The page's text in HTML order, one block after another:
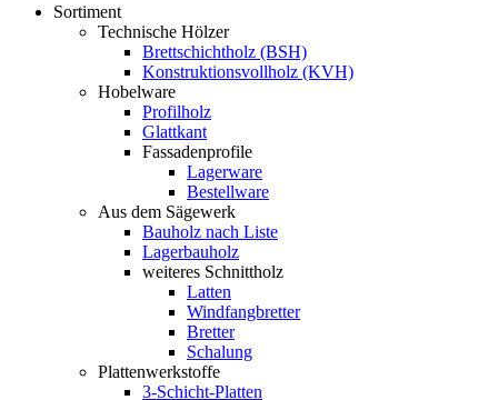
Sortiment
Technische Hölzer
Brettschichtholz (BSH)
Konstruktionsvollholz (KVH)
Hobelware
Profilholz
Glattkant
Fassadenprofile
Lagerware
Bestellware
Aus dem Sägewerk
Bauholz nach Liste
Lagerbauholz
weiteres Schnittholz
Latten
Windfangbretter
Bretter
Schalung
Plattenwerkstoffe
3-Schicht-Platten